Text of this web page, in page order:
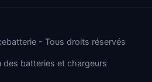
- Tous droits réservés
des batteries et chargeurs